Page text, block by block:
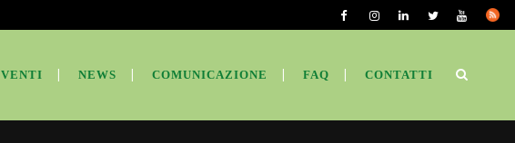
NEWS COMUNICAZIONE FAQ CONTATTI